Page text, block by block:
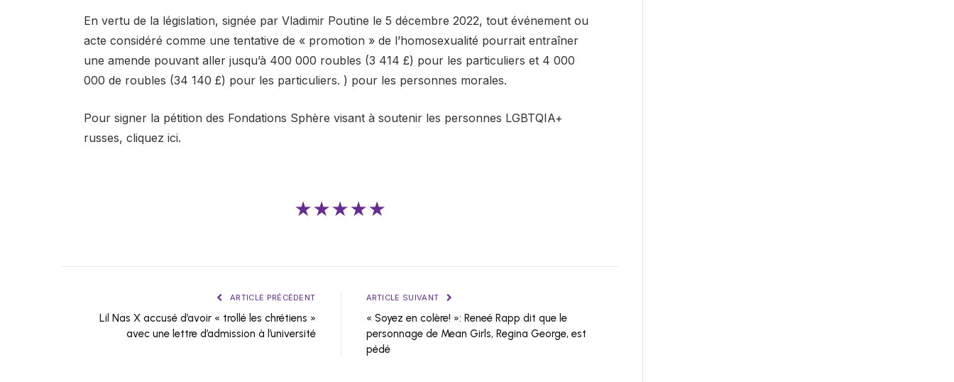
En vertu de la législation, signée par Vladimir Poutine le 5 décembre 2022, tout événement ou
acte considéré comme une tentative de « promotion » de l’homosexualité pourrait entraîner
une amende pouvant aller jusqu’à 400 000 roubles (3 414 £) pour les particuliers et 4 000
000 de roubles (34 140 £) pour les particuliers. ) pour les personnes morales.⁠
Pour signer la pétition des Fondations Sphère visant à soutenir les personnes LGBTQIA+
russes, cliquez ici.
★★★★★
ARTICLE PRÉCÉDENT
Lil Nas X accusé d’avoir « trollé les chrétiens »
avec une lettre d’admission à l’université
ARTICLE SUIVANT
« Soyez en colère! »: Reneé Rapp dit que le
personnage de Mean Girls, Regina George, est
pédé